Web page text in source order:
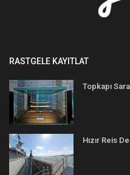
RASTGELE KAYITLAT
Topkapı
Hızır Reis